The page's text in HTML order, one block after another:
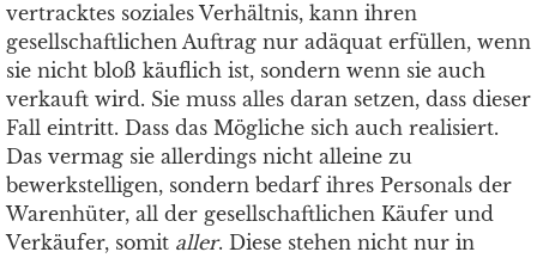
vertracktes soziales Verhältnis, kann ihren
gesellschaftlichen Auftrag nur adäquat erfüllen, wenn
sie nicht bloß käuflich ist, sondern wenn sie auch
verkauft wird. Sie muss alles daran setzen, dass dieser
Fall eintritt. Dass das Mögliche sich auch realisiert.
Das vermag sie allerdings nicht alleine zu
bewerkstelligen, sondern bedarf ihres Personals der
Warenhüter, all der gesellschaftlichen Käufer und
Verkäufer, somit aller. Diese stehen nicht nur in